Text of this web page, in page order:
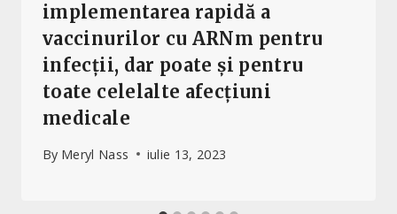
implementarea rapidă a
vaccinurilor cu ARNm pentru
infecții, dar poate și pentru
toate celelalte afecțiuni
medicale
By Meryl Nass iulie 13, 2023